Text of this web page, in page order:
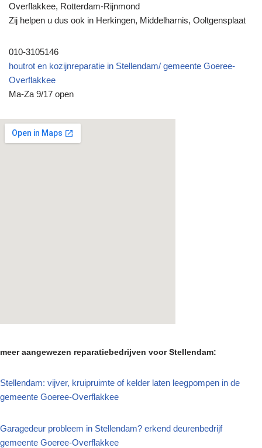
Overflakkee, Rotterdam-Rijnmond
Zij helpen u dus ook in Herkingen, Middelharnis, Ooltgensplaat
010-3105146
houtrot en kozijnreparatie in Stellendam/ gemeente Goeree-
Overflakkee
Ma-Za 9/17 open
meer aangewezen reparatiebedrijven voor Stellendam:
Stellendam: vijver, kruipruimte of kelder laten leegpompen in de
gemeente Goeree-Overflakkee
Garagedeur probleem in Stellendam? erkend deurenbedrijf
gemeente Goeree-Overflakkee